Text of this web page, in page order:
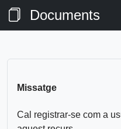
Documents
Missatge
Cal registrar-se com a